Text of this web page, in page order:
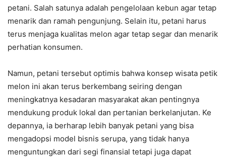
petani. Salah satunya adalah pengelolaan kebun agar tetap
menarik dan ramah pengunjung. Selain itu, petani harus
terus menjaga kualitas melon agar tetap segar dan menarik
perhatian konsumen.
Namun, petani tersebut optimis bahwa konsep wisata petik
melon ini akan terus berkembang seiring dengan
meningkatnya kesadaran masyarakat akan pentingnya
mendukung produk lokal dan pertanian berkelanjutan. Ke
depannya, ia berharap lebih banyak petani yang bisa
mengadopsi model bisnis serupa, yang tidak hanya
menguntungkan dari segi finansial tetapi juga dapat